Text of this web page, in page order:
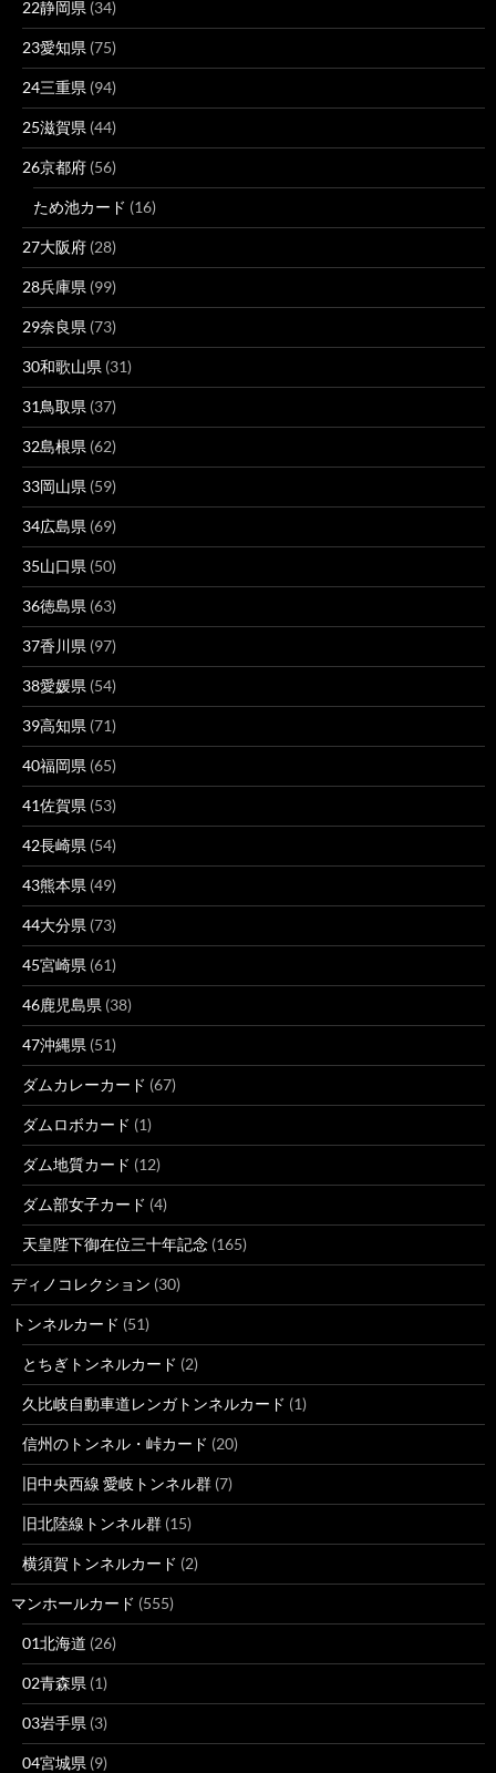
22静岡県 (34)
23愛知県 (75)
24三重県 (94)
25滋賀県 (44)
26京都府 (56)
ため池カード (16)
27大阪府 (28)
28兵庫県 (99)
29奈良県 (73)
30和歌山県 (31)
31鳥取県 (37)
32島根県 (62)
33岡山県 (59)
34広島県 (69)
35山口県 (50)
36徳島県 (63)
37香川県 (97)
38愛媛県 (54)
39高知県 (71)
40福岡県 (65)
41佐賀県 (53)
42長崎県 (54)
43熊本県 (49)
44大分県 (73)
45宮崎県 (61)
46鹿児島県 (38)
47沖縄県 (51)
ダムカレーカード (67)
ダムロボカード (1)
ダム地質カード (12)
ダム部女子カード (4)
天皇陛下御在位三十年記念 (165)
ディノコレクション (30)
トンネルカード (51)
とちぎトンネルカード (2)
久比岐自動車道レンガトンネルカード (1)
信州のトンネル・峠カード (20)
旧中央西線 愛岐トンネル群 (7)
旧北陸線トンネル群 (15)
横須賀トンネルカード (2)
マンホールカード (555)
01北海道 (26)
02青森県 (1)
03岩手県 (3)
04宮城県 (9)